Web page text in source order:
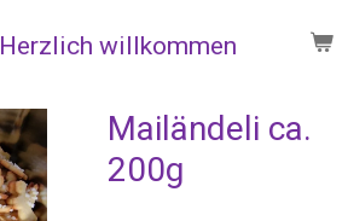
Herzlich willkommen
Mailändeli ca.
200g